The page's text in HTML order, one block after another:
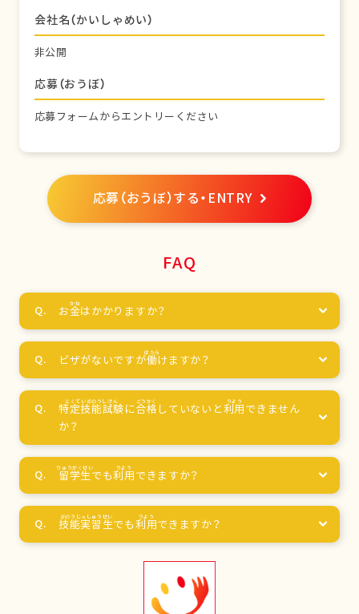
会社名（かいしゃめい）
非公開
応募（おうぼ）
応募フォームからエントリーください
応募（おうぼ）する・ENTRY
FAQ
お金はかかりますか？
ビザがないですが働けますか？
特定技能試験に合格 していないと利用 できません
か？
留学生でも利用 できますか？
技能実習生でも利用できますか？